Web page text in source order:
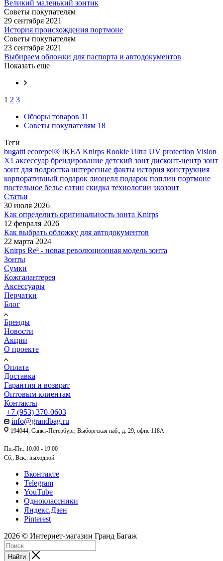
Великий маленький зонтик
Советы покупателям
29 сентября 2021
История происхождения портмоне
Советы покупателям
23 сентября 2021
Выбираем обложки для паспорта и автодокументов
Показать еще
1 2 3
Обзоры товаров 11
Советы покупателям 18
Теги
bugatti ecorepel® IKEA Knirps Rookie Ultra UV protection Vision
X1 аксессуар брендирование детский зонт дисконт-центр зонт
зонт для подростка интересные факты история конструкция
корпоративный подарок лиоцелл подарок поплин портмоне
постельное белье сатин скидка технологии экозонт
Статьи
30 июля 2026
Как определить оригинальность зонта Knirps
12 февраля 2026
Как выбрать обложку для автодокументов
22 марта 2024
Knirps Re³ - новая революционная модель зонта
Зонты
Сумки
Кожгалантерея
Аксессуары
Перчатки
Блог
Бренды
Новости
Акции
О проекте
Оплата
Доставка
Гарантия и возврат
Оптовым клиентам
Контакты
+7 (953) 370-0603
info@grandbag.ru
194044, Санкт-Петербург, Выборгская наб., д. 29, офис 118А
Пн.-Пт.: 10:00 - 19:00
Сб., Вск.: выходной
Вконтакте
Telegram
YouTube
Одноклассники
Яндекс.Дзен
Pinterest
2026 © Интернет-магазин Гранд Багаж
Найти